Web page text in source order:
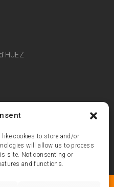
like cookies to store and/or
will allow us to process
site. Not consenting or
and functions.